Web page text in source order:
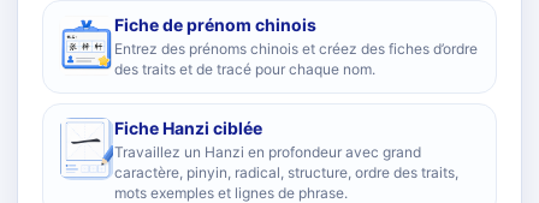
Fiche de prénom chinois
Entrez des prénoms chinois et créez des fiches d’ordre
des traits et de tracé pour chaque nom.
Fiche Hanzi ciblée
Travaillez un Hanzi en profondeur avec grand
caractère, pinyin, radical, structure, ordre des traits,
mots exemples et lignes de phrase.